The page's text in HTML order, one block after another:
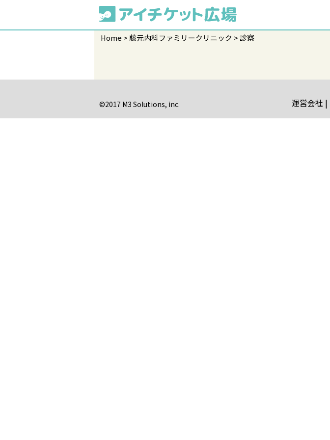
Home 藤元内科ファミリークリニック 診察
運営会社
©2017 M3 Solutions, inc.